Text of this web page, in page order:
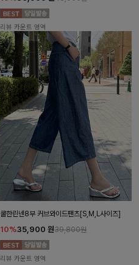
리뷰 카운트 영역
쿨한린넨8부 커브와이드팬츠[S,M,L사이즈]
10%35,900 원39,800원
리뷰 카운트 영역